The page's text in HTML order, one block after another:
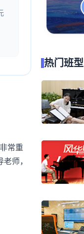
常重
师，
热门班型